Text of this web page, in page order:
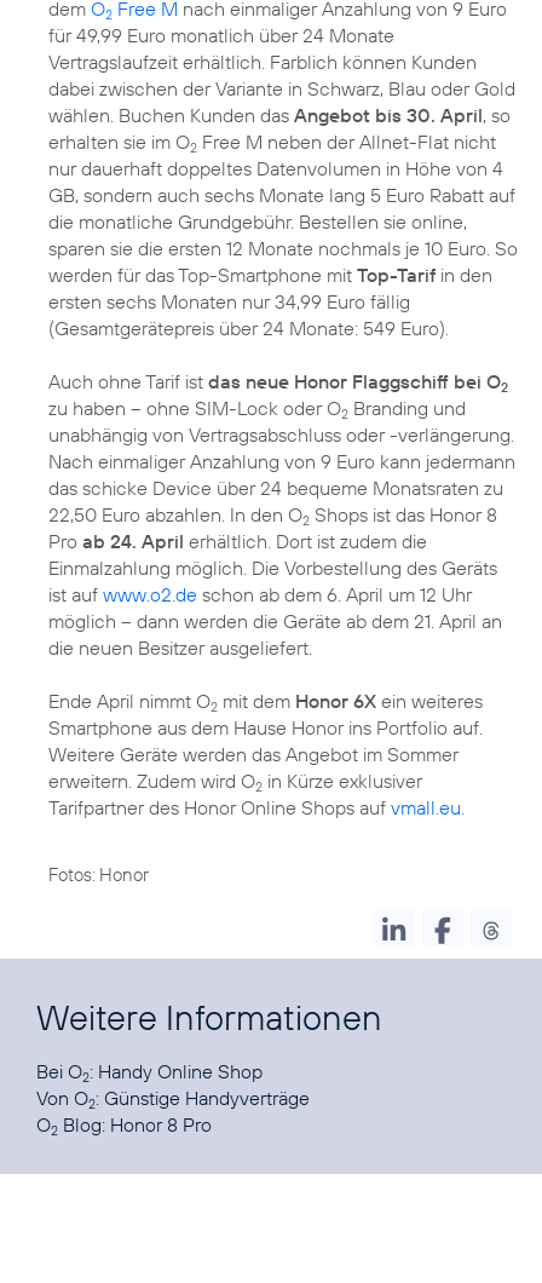
dem O2 Free M nach einmaliger Anzahlung von 9 Euro
für 49,99 Euro monatlich über 24 Monate
Vertragslaufzeit erhältlich. Farblich können Kunden
dabei zwischen der Variante in Schwarz, Blau oder Gold
wählen. Buchen Kunden das Angebot bis 30. April, so
erhalten sie im O2 Free M neben der Allnet-Flat nicht
nur dauerhaft doppeltes Datenvolumen in Höhe von 4
GB, sondern auch sechs Monate lang 5 Euro Rabatt auf
die monatliche Grundgebühr. Bestellen sie online,
sparen sie die ersten 12 Monate nochmals je 10 Euro. So
werden für das Top-Smartphone mit Top-Tarif in den
ersten sechs Monaten nur 34,99 Euro fällig
(Gesamtgerätepreis über 24 Monate: 549 Euro).
Auch ohne Tarif ist das neue Honor Flaggschiff bei O2
zu haben – ohne SIM-Lock oder O2 Branding und
unabhängig von Vertragsabschluss oder -verlängerung.
Nach einmaliger Anzahlung von 9 Euro kann jedermann
das schicke Device über 24 bequeme Monatsraten zu
22,50 Euro abzahlen. In den O2 Shops ist das Honor 8
Pro ab 24. April erhältlich. Dort ist zudem die
Einmalzahlung möglich. Die Vorbestellung des Geräts
ist auf www.o2.de schon ab dem 6. April um 12 Uhr
möglich – dann werden die Geräte ab dem 21. April an
die neuen Besitzer ausgeliefert.
Ende April nimmt O2 mit dem Honor 6X ein weiteres
Smartphone aus dem Hause Honor ins Portfolio auf.
Weitere Geräte werden das Angebot im Sommer
erweitern. Zudem wird O2 in Kürze exklusiver
Tarifpartner des Honor Online Shops auf vmall.eu
Fotos: Honor
Weitere Informationen
Bei O2: Handy Online Shop
Von O2: Günstige Handyverträge
O2 Blog: Honor 8 Pro